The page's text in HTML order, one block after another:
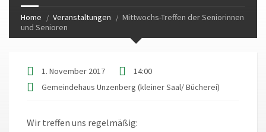
Home Veranstaltungen
Mittwochs-Treffen der Seniorinnen
und Senioren
1. November 2017
14:00
Gemeindehaus Unzenberg (kleiner Saal/ Bücherei)
Wir treffen uns regelmäßig: